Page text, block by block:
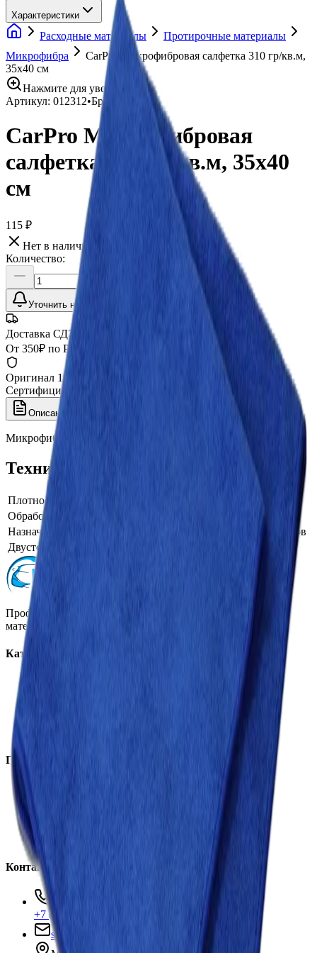
Характеристики
Расходные материалы
Протирочные материалы
Микрофибра
CarPro Микрофибровая салфетка 310 гр/кв.м,
35х40 см
Нажмите для увеличения
Артикул: 012312•Бренд: CarPro
CarPro Микрофибровая
салфетка 310 гр/кв.м, 35х40
см
115 ₽
Нет в наличии
Количество:
Уточнить наличие
Доставка СДЭК
От 350₽ по России
Оригинал 100%
Сертифицированный товар
Описание
Микрофибровая салфетка 310 гр/кв.м, 35х40 см, CarPro
Технические характеристики
Плотность, г/м²
Обработка краёв
Назначение микрофибры
Располировка защитных составов
Двусторонняя микрофибра
Профессиональная автохимия, оборудование и расходные
материалы для детейлинга.
Каталог
Покупателям
Обучение
Бренды
О компании
Контакты
+7 (495) 135-35-99
sales@insafe.ru